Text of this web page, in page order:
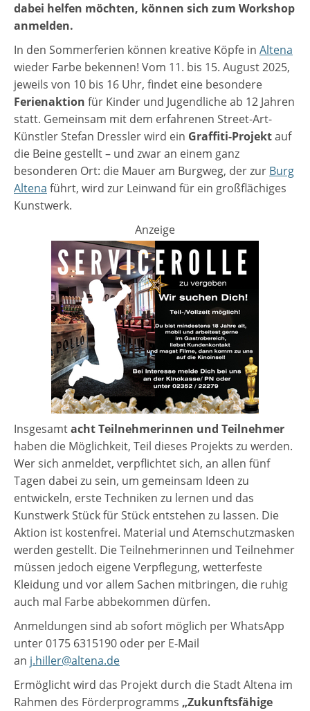
dabei helfen möchten, können sich zum Workshop
anmelden.
In den Sommerferien können kreative Köpfe in Altena
wieder Farbe bekennen! Vom 11. bis 15. August 2025,
jeweils von 10 bis 16 Uhr, findet eine besondere
Ferienaktion für Kinder und Jugendliche ab 12 Jahren
statt. Gemeinsam mit dem erfahrenen Street-Art-
Künstler Stefan Dressler wird ein Graffiti-Projektauf
die Beine gestellt – und zwar an einem ganz
besonderen Ort: die Mauer am Burgweg, der zur Burg
Altena führt, wird zur Leinwand für ein großflächiges
Kunstwerk.
Anzeige
Insgesamtacht Teilnehmerinnen und Teilnehmer
haben die Möglichkeit, Teil dieses Projekts zu werden.
Wer sich anmeldet, verpflichtet sich, an allen fünf
Tagen dabei zu sein, um gemeinsam Ideen zu
entwickeln, erste Techniken zu lernen und das
Kunstwerk Stück für Stück entstehen zu lassen. Die
Aktion ist kostenfrei. Material und Atemschutzmasken
werden gestellt. Die Teilnehmerinnen und Teilnehmer
müssen jedoch eigene Verpflegung, wetterfeste
Kleidung und vor allem Sachen mitbringen, die ruhig
auch mal Farbe abbekommen dürfen.
Anmeldungen sind ab sofort möglich per WhatsApp
unter 0175 6315190 oder per E-Mail
an j.hiller@altena.de
Ermöglicht wird das Projekt durch die Stadt Altena im
Rahmen des Förderprogramms „Zukunftsfähige